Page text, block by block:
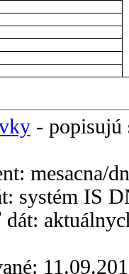
- popisujú
mesacna/
systém IS
dát: